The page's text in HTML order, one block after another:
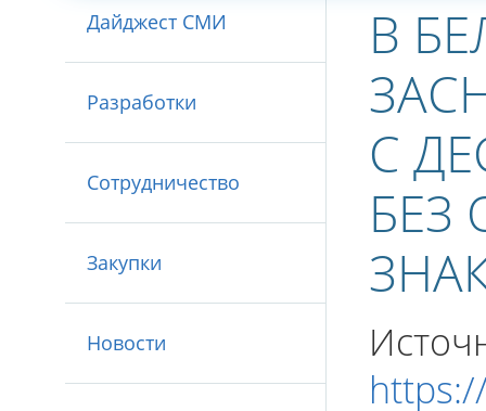
Дайджест СМИ
Разработки
Сотрудничество
Закупки
Новости
В
С
БЕЗ